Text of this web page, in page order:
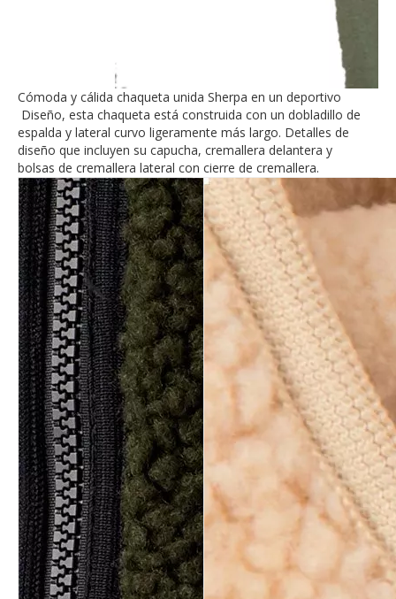
Cómoda y cálida chaqueta unida Sherpa en un deportivo
Diseño, esta chaqueta está construida con un dobladillo de
espalda y lateral curvo ligeramente más largo. Detalles de
diseño que incluyen su capucha, cremallera delantera y
bolsas de cremallera lateral con cierre de cremallera.